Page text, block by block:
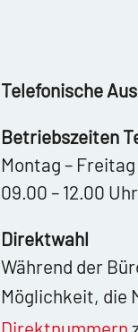
Telefonische
Betriebszeiten
Montag – Freitag
09.00 – 12.00
Direktwahl
Während der
Möglichkeit, die